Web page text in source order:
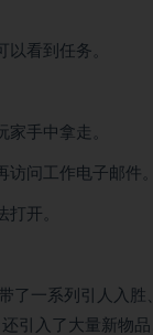
看到任务。
手中拿走。
访问工作电子邮件
开。
了一系列引人入
引入了大量新物